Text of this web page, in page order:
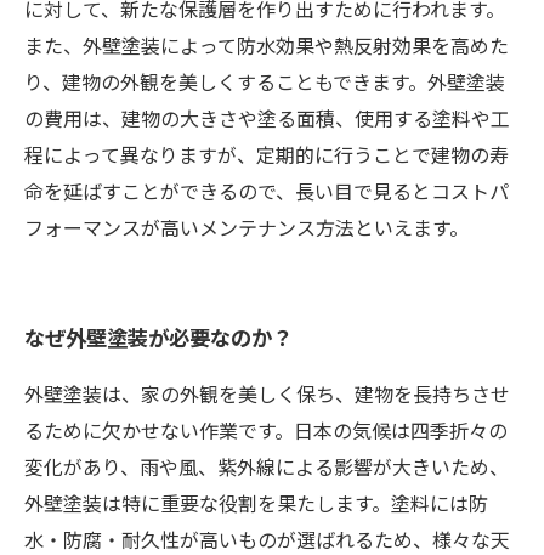
に対して、新たな保護層を作り出すために行われます。
また、外壁塗装によって防水効果や熱反射効果を高めた
り、建物の外観を美しくすることもできます。外壁塗装
の費用は、建物の大きさや塗る面積、使用する塗料や工
程によって異なりますが、定期的に行うことで建物の寿
命を延ばすことができるので、長い目で見るとコストパ
フォーマンスが高いメンテナンス方法といえます。
なぜ外壁塗装が必要なのか？
外壁塗装は、家の外観を美しく保ち、建物を長持ちさせ
るために欠かせない作業です。日本の気候は四季折々の
変化があり、雨や風、紫外線による影響が大きいため、
外壁塗装は特に重要な役割を果たします。塗料には防
水・防腐・耐久性が高いものが選ばれるため、様々な天